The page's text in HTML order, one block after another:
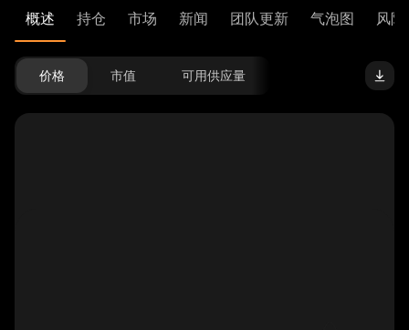
概述 持仓 市场 新闻 团队更新 气泡图 风险
价格 市值 可用供应量